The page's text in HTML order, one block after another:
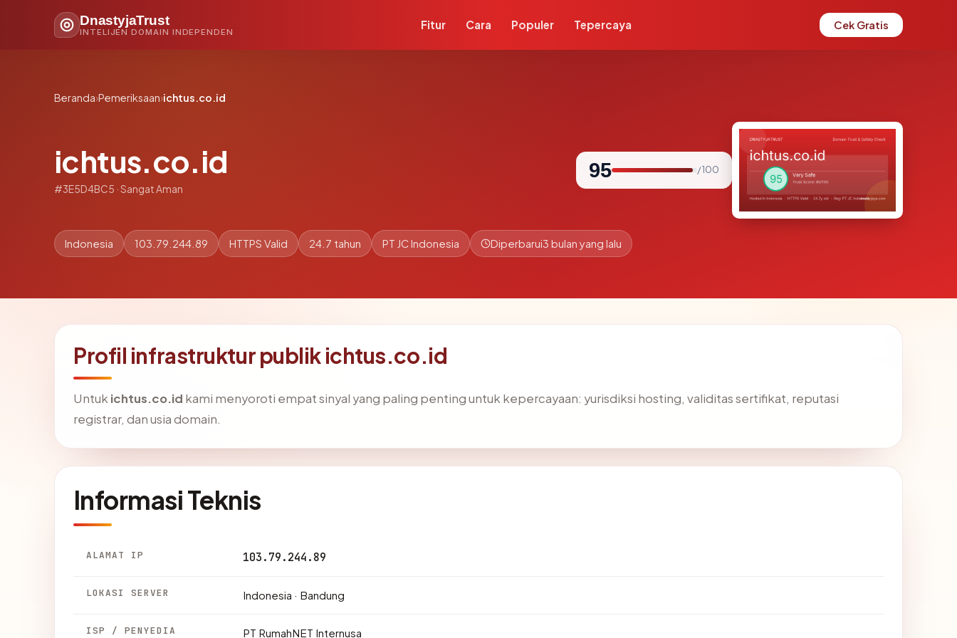
DnastyjaTrust
INTELIJEN DOMAIN INDEPENDEN
Fitur Cara Populer Tepercaya Cek Gratis
Beranda›Pemeriksaan›ichtus.co.id
ichtus.co.id
#3E5D4BC5 · Sangat Aman
95 / 100
Indonesia 103.79.244.89 HTTPS Valid 24.7 tahun PT JC Indonesia Diperbarui3 bulan yang lalu
Profil infrastruktur publik ichtus.co.id
Untuk ichtus.co.id kami menyoroti empat sinyal yang paling penting untuk kepercayaan: yurisdiksi hosting, validitas sertifikat, reputasi
registrar, dan usia domain.
Informasi Teknis
ALAMAT IP 103.79.244.89
LOKASI SERVER Indonesia · Bandung
ISP / PENYEDIA PT RumahNET Internusa